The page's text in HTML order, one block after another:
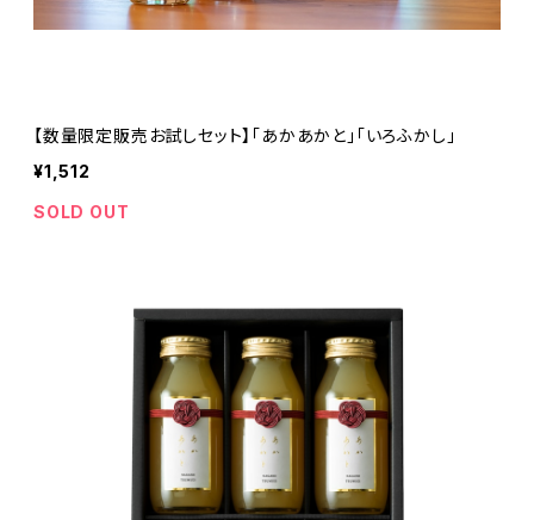
【数量限定販売お試しセット】「あかあかと」「いろふかし」
¥1,512
SOLD OUT